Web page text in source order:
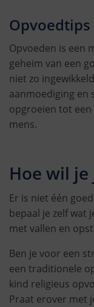
Opvoedtips
Opvoeden is een
geheim van een
niet zo
aanmoediging en
opgroeien tot een
mens.
Hoe wil
Er is niet één
bepaal je zelf wat
met vallen en
Ben je voor een
een traditionele
kind religieus
Praat erover met